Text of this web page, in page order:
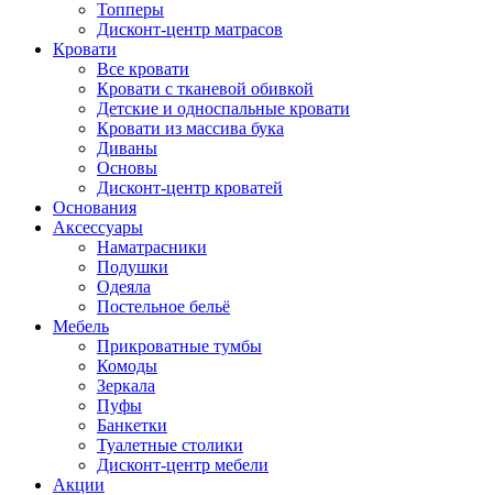
Топперы
Дисконт-центр матрасов
Кровати
Все кровати
Кровати с тканевой обивкой
Детские и односпальные кровати
Кровати из массива бука
Диваны
Основы
Дисконт-центр кроватей
Основания
Аксессуары
Наматрасники
Подушки
Одеяла
Постельное бельё
Мебель
Прикроватные тумбы
Комоды
Зеркала
Пуфы
Банкетки
Туалетные столики
Дисконт-центр мебели
Акции